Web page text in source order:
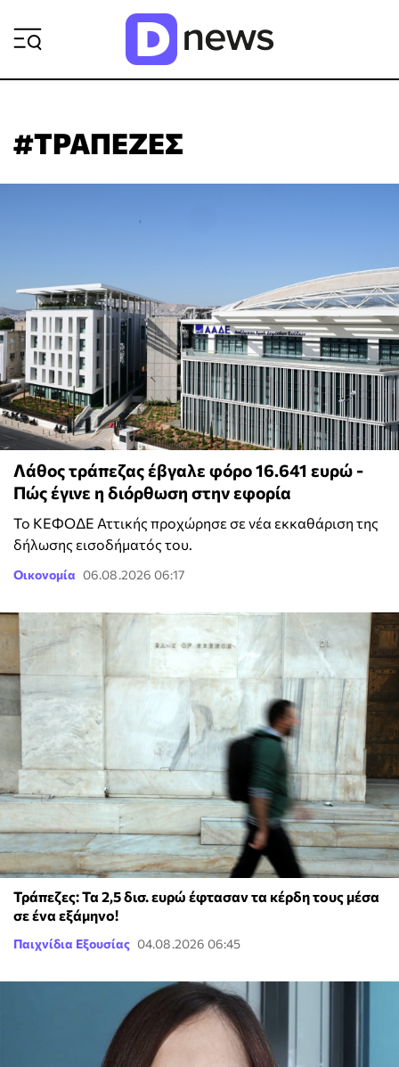
#ΤΡΑΠΕΖΕΣ
Λάθος τράπεζας έβγαλε φόρο 16.641 ευρώ -
Πώς έγινε η διόρθωση στην εφορία
Το ΚΕΦΟΔΕ Αττικής προχώρησε σε νέα εκκαθάριση της
δήλωσης εισοδήματός του.
Οικονομία 06.08.2026 06:17
Τράπεζες: Τα 2,5 δισ. ευρώ έφτασαν τα κέρδη τους μέσα
σε ένα εξάμηνο!
Παιχνίδια Εξουσίας 04.08.2026 06:45